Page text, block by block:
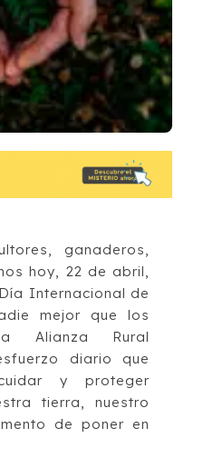
ganaderos,
hoy, 22 de abril,
Internacional de
mejor que los
Alianza Rural
diario que
y proteger
tierra, nuestro
de poner en